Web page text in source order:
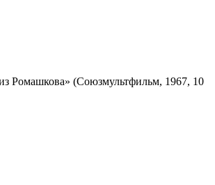
Ромашкова» (Союзмультфильм, 1967, 10